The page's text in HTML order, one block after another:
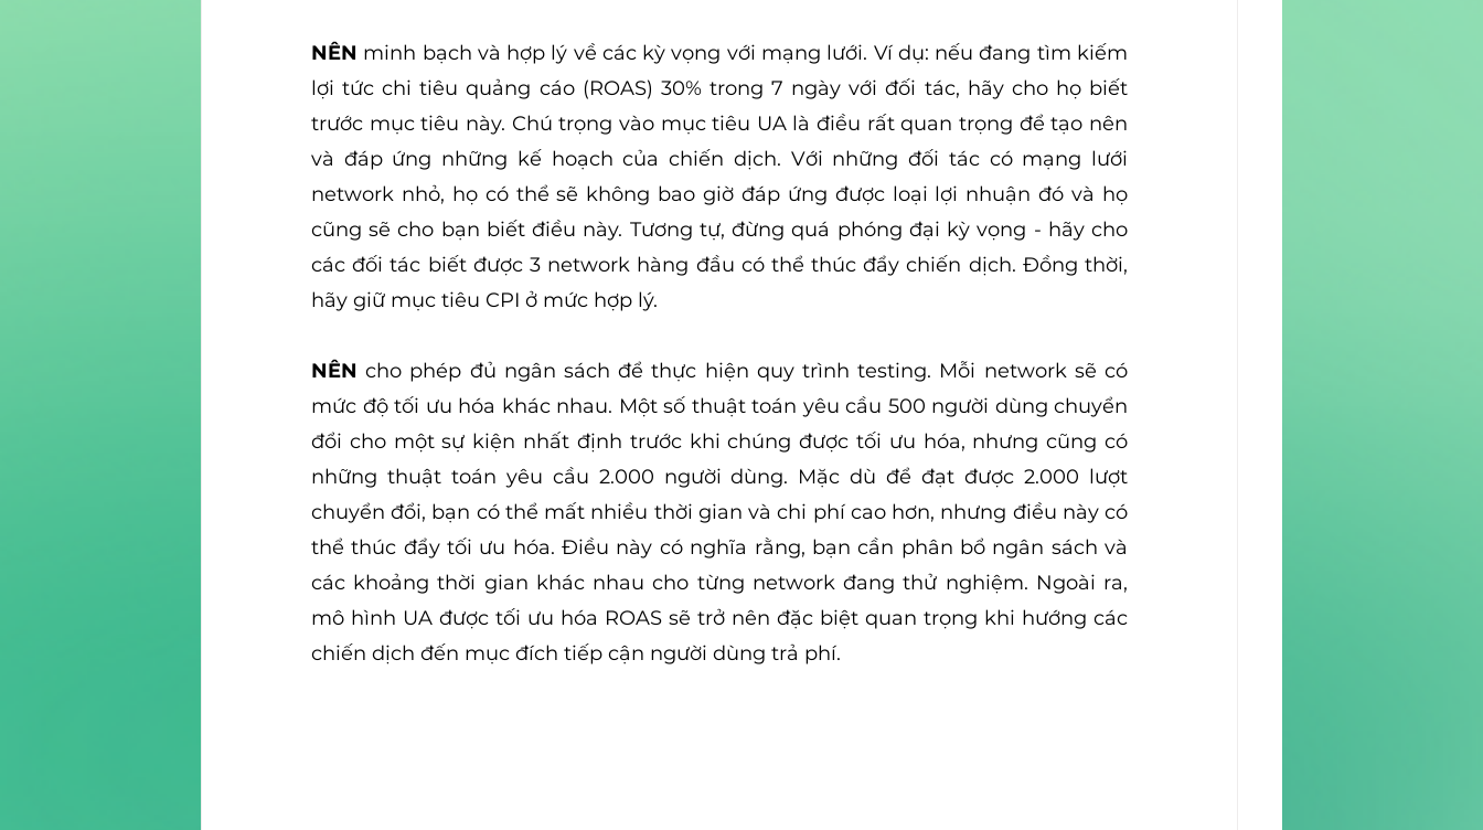
NÊN minh bạch và hợp lý về các kỳ vọng với mạng lưới. Ví dụ: nếu đang tìm kiếm
lợi tức chi tiêu quảng cáo (ROAS) 30% trong 7 ngày với đối tác, hãy cho họ biết
trước mục tiêu này. Chú trọng vào mục tiêu UA là điều rất quan trọng để tạo nên
và đáp ứng những kế hoạch của chiến dịch. Với những đối tác có mạng lưới
network nhỏ, họ có thể sẽ không bao giờ đáp ứng được loại lợi nhuận đó và họ
cũng sẽ cho bạn biết điều này. Tương tự, đừng quá phóng đại kỳ vọng - hãy cho
các đối tác biết được 3 network hàng đầu có thể thúc đẩy chiến dịch. Đồng thời,
hãy giữ mục tiêu CPI ở mức hợp lý.
NÊN cho phép đủ ngân sách để thực hiện quy trình testing. Mỗi network sẽ có
mức độ tối ưu hóa khác nhau. Một số thuật toán yêu cầu 500 người dùng chuyển
đổi cho một sự kiện nhất định trước khi chúng được tối ưu hóa, nhưng cũng có
những thuật toán yêu cầu 2.000 người dùng. Mặc dù để đạt được 2.000 lượt
chuyển đổi, bạn có thể mất nhiều thời gian và chi phí cao hơn, nhưng điều này có
thể thúc đẩy tối ưu hóa. Điều này có nghĩa rằng, bạn cần phân bổ ngân sách và
các khoảng thời gian khác nhau cho từng network đang thử nghiệm. Ngoài ra,
mô hình UA được tối ưu hóa ROAS sẽ trở nên đặc biệt quan trọng khi hướng các
chiến dịch đến mục đích tiếp cận người dùng trả phí.